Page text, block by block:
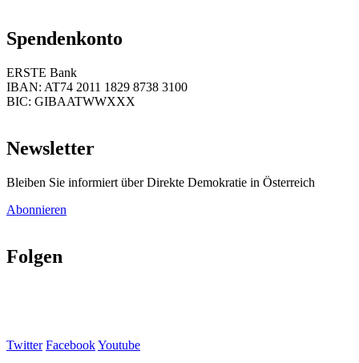
Spendenkonto
ERSTE Bank
IBAN: AT74 2011 1829 8738 3100
BIC: GIBAATWWXXX
Newsletter
Bleiben Sie informiert über Direkte Demokratie in Österreich
Abonnieren
Folgen
Twitter FacebookYoutube